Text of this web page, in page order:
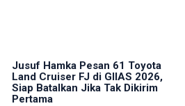
Jusuf Hamka Pesan 61 Toyota
Land Cruiser FJ di GIIAS 2026,
Siap Batalkan Jika Tak Dikirim
Pertama